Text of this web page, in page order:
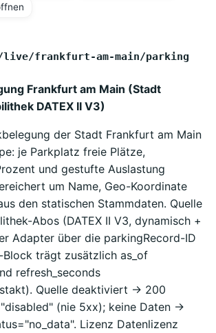
frankfurt-am-main/parking
Frankfurt am Main (Stadt
DATEX II V3)
der Stadt Frankfurt am Main
je Parkplatz freie Plätze,
und gestufte Auslastung
um Name, Geo-Koordinate
den statischen Stammdaten. Quelle
Abos (DATEX II V3, dynamisch +
Adapter über die parkingRecord-ID
trägt zusätzlich as_of
refresh_seconds
Quelle deaktiviert -> 200
(nie 5xx); keine Daten ->
Lizenz Datenlizenz